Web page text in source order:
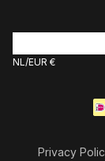
NL EUR €
Privacy